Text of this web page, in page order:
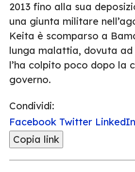
2013 fino alla sua
una giunta militare
Keita è scomparso a
lunga malattia, dovuta ad
l’ha colpito poco dopo la
governo.
Condividi:
Facebook Twitter LinkedIn
Copia link